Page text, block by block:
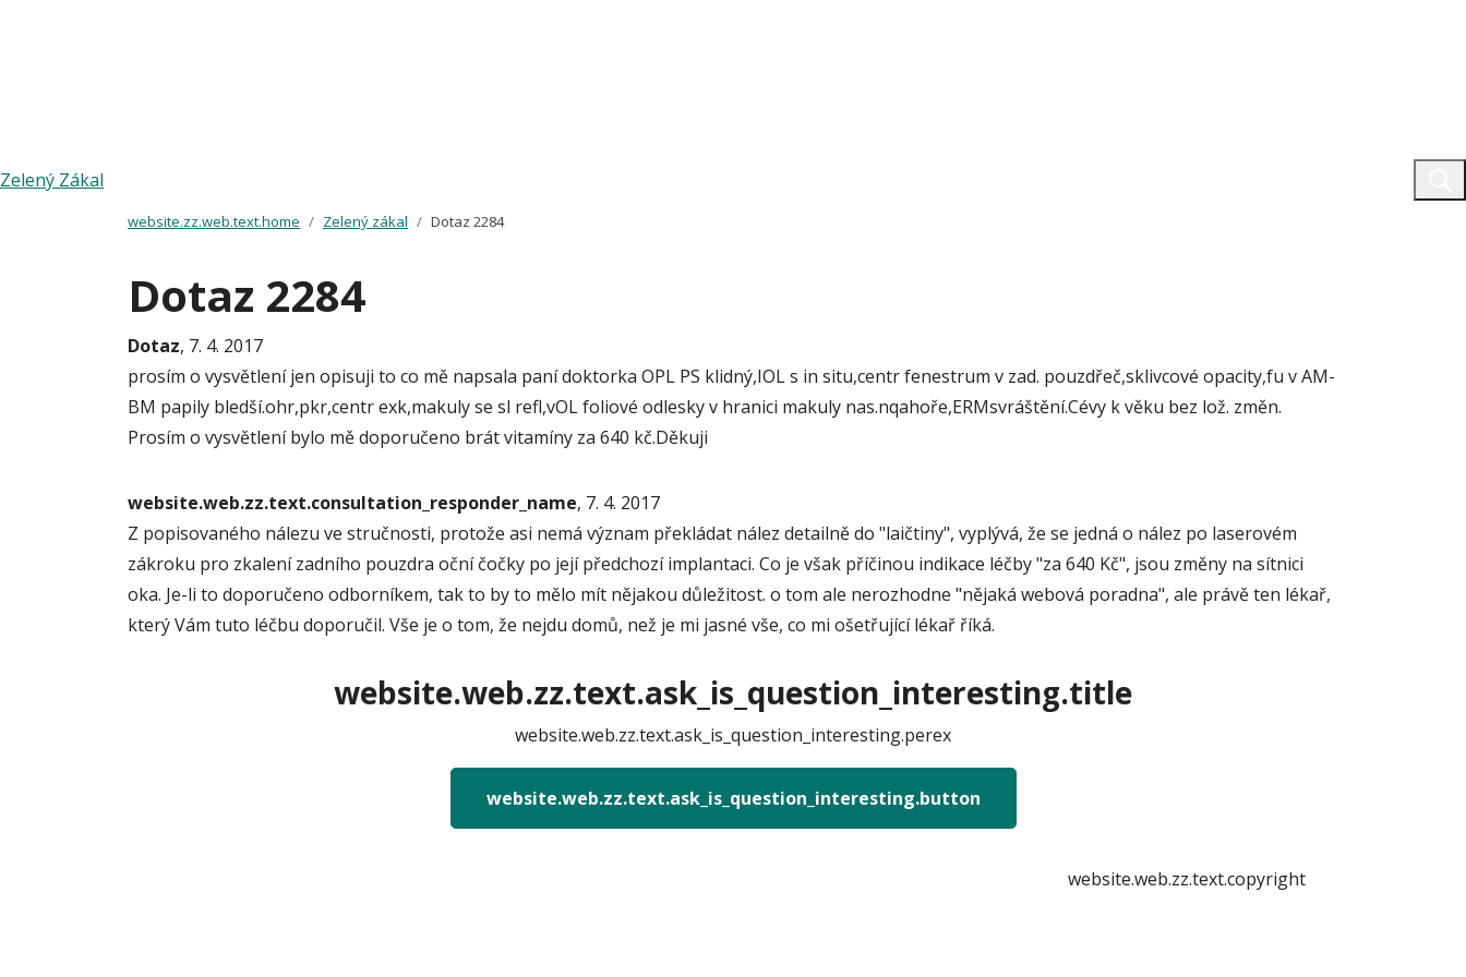
Zelený Zákal
website.zz.web.text.home Zelený zákal Dotaz 2284
Dotaz 2284
Dotaz, 7. 4. 2017
prosím o vysvětlení jen opisuji to co mě napsala paní doktorka OPL PS klidný,IOL s in situ,centr fenestrum v zad. pouzdřeč,sklivcové opacity,fu v AM-
BM papily bledší.ohr,pkr,centr exk,makuly se sl refl,vOL foliové odlesky v hranici makuly nas.nqahoře,ERMsvráštění.Cévy k věku bez lož. změn.
Prosím o vysvětlení bylo mě doporučeno brát vitamíny za 640 kč.Děkuji
website.web.zz.text.consultation_responder_name, 7. 4. 2017
Z popisovaného nálezu ve stručnosti, protože asi nemá význam překládat nález detailně do "laičtiny", vyplývá, že se jedná o nález po laserovém
zákroku pro zkalení zadního pouzdra oční čočky po její předchozí implantaci. Co je však příčinou indikace léčby "za 640 Kč", jsou změny na sítnici
oka. Je-li to doporučeno odborníkem, tak to by to mělo mít nějakou důležitost. o tom ale nerozhodne "nějaká webová poradna", ale právě ten lékař,
který Vám tuto léčbu doporučil. Vše je o tom, že nejdu domů, než je mi jasné vše, co mi ošetřující lékař říká.
website.web.zz.text.ask_is_question_interesting.title
website.web.zz.text.ask_is_question_interesting.perex
website.web.zz.text.ask_is_question_interesting.button
website.web.zz.text.copyright